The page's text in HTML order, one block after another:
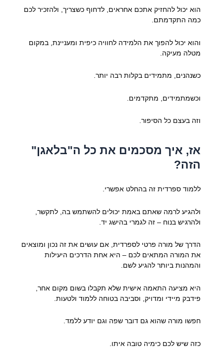
הוא יכול להחזיק אתכם אחראים, לדחוף כשצריך, ולהזכיר לכם
כמה התקדמתם.
והוא יכול להפוך את הלמידה לחוויה כיפית ומעניינת, במקום
מטלה מעיקה.
כשנהנים, מתמידים בקלות רבה יותר.
וכשמתמידים, מתקדמים.
וזה בעצם כל הסיפור.
אז, איך מסכמים את כל ה"בלאגן"
הזה?
ללמוד ספרדית זה בהחלט אפשרי.
ולהגיע לרמה שאתם באמת יכולים להשתמש בה, לתקשר,
ולהרגיש בנוח – זה לגמרי בהישג יד.
הדרך של מורה פרטי לספרדית, אם עושים את זה נכון ומוצאים
את המורה המתאים לכם – היא אחת הדרכים היעילות
והמהנות ביותר להגיע לשם.
היא מציעה התאמה אישית שלא תקבלו בשום מקום אחר,
פידבק מיידי ומדויק, וסביבה בטוחה ללמוד ולטעות.
חפשו מורה שהוא גם דובר שפה וגם יודע ללמד.
כזה שיש לכם כימיה טובה איתו.